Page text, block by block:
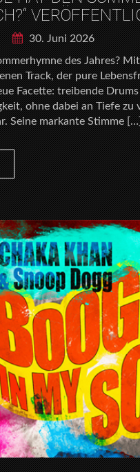
30. Juni 2026
des Jahres?
Track, der pure
Facette: treibende
ohne dabei an Tiefe
Seine markante Stimme